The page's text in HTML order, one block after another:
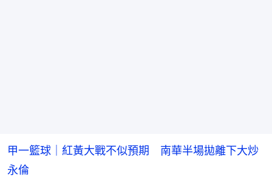
甲一籃球｜紅黃大戰不似預期 南華半場拋離下大炒
永倫